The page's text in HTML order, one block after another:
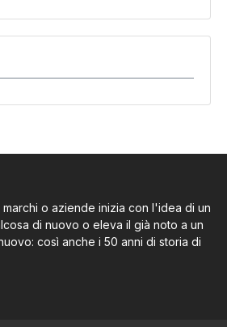
marchi o aziende inizia con l'idea di un
di nuovo o eleva il già noto a un
così anche i 50 anni di storia di